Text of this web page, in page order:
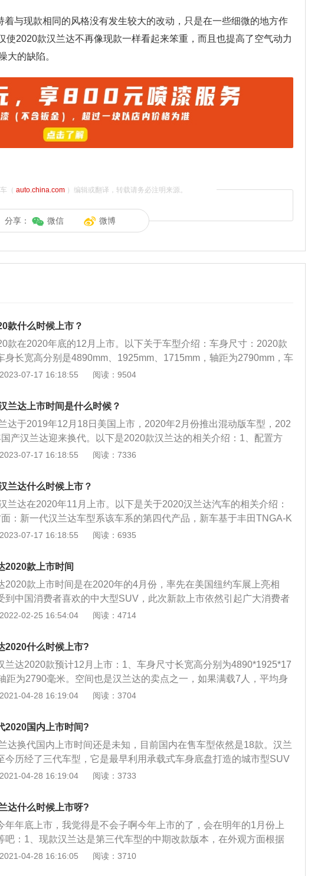
与现款相同的风格没有发生较大的改动，只是在一些细微的地方作
使2020款汉兰达不再像现款一样看起来笨重，而且也提高了空气动力
大的缺陷。
（ auto.china.com）编辑或翻译，转载请务必注明来源。
分享： 微信 微博
款什么时候上市？
款在2020年底的12月上市。以下关于车型介绍：车身尺寸：2020款
身长宽高分别是4890mm、1925mm、1715mm，轴距为2790mm，车
。动力方面：2020款汉兰达前悬架是麦弗逊式独立悬架，后悬
，与其匹配的是6挡手自一体变速箱。
07-17 16:18:55 阅读：9504
兰达上市时间是什么时候？
达于2019年12月18日美国上市，2020年2月份推出混动版车型，202
产汉兰达迎来换代。以下是2020款汉兰达的相关介绍：1、配置方
系统支持AppleCarPlay、AndroidAuto连接；座椅通风加热和记忆功
动力方面：搭载3.5升V6发动机，最大输出功率295马力，最大扭矩3
配8速自动变速箱，可选装全轮驱动系统。
07-17 16:18:55 阅读：7336
兰达什么时候上市？
兰达在2020年11月上市。以下是关于2020汉兰达汽车的相关介绍：
：新一代汉兰达车型系该车系的第四代产品，新车基于丰田TNGA-K
来，整体轮廓依然延续了汉兰达经典的造型，细节方面有较大调整，
辨识度，两侧雾灯区域的设计也要比现款更加细长。2、车身尺寸：
为4950*1930*1727mm，轴距为2850mm。相比现款车型，长度及轴
60mm。
07-17 16:18:55 阅读：6935
2020款上市时间
2020款上市时间是在2020年的4月份，率先在美国纽约车展上亮相
到中国消费者喜欢的中大型SUV，此次新款上市依然引起广大消费者
款的丰田汉兰达本次改款以后，无论是外形、动力还是配置都有了
通用平台生产的，车身整体刚性提高了，而且重心也降低了，车子的
了。外形设计上荣誉了空气动力学原理，能够大幅度的降低SUV天生
缺点。内饰上改动了方向盘样式以及换上了崭新的悬浮式多媒体显示
02-25 16:54:04 阅读：4714
2020什么时候上市?
兰达2020款预计12月上市：1、车身尺寸长宽高分别为4890*1925*17
距为2790毫米。空间也是汉兰达的卖点之一，如果满载7人，平均身
右，乘坐空间不会局促的；2、如果第二排的乘客身高1.8米，那么第
的储物空间比较够用，后备箱比较小，如果将第三排座椅放倒放平
备箱的空间能大大改善。如果将二排三排座椅全部放倒放平之后，装
小型箱货来媲美。搬家运货一点问题都没有。
04-28 16:19:04 阅读：3704
2020国内上市时间?
达换代国内上市时间还是未知，目前国内在售车型依然是18款。汉兰
今历经了三代车型，它是最早利用承载式车身底盘打造的城市型SUV
兰达销量中以七座版本为主，其中最主要的原因还是空间，当然，
其是在对比了很多7座SUV的第三排座椅空间的后，大多消费者都会
兰达；3、空间是这一级别车型的强项，汉兰达的第二排和第三排都
空间表现。当然了，五座状态下后排乘客的体验是最好的，柔软舒适
方面；4、后排空调、双USB接口、超大尺寸全景天窗等配置也都是
三排虽然没有第二排来得舒服，但座椅的宽度依然能够保证两位乘客
04-28 16:19:04 阅读：3733
达什么时候上市呀?
年年底上市，我觉得是不会子啊今年上市的了，会在明年的1月份上
吧：1、现款汉兰达是第三代车型的中期改款版本，在外观方面根据
，拥有三款前脸造型设计，其中精英版\/豪华版采用哑光前格栅；2、
04-28 16:16:05 阅读：3710